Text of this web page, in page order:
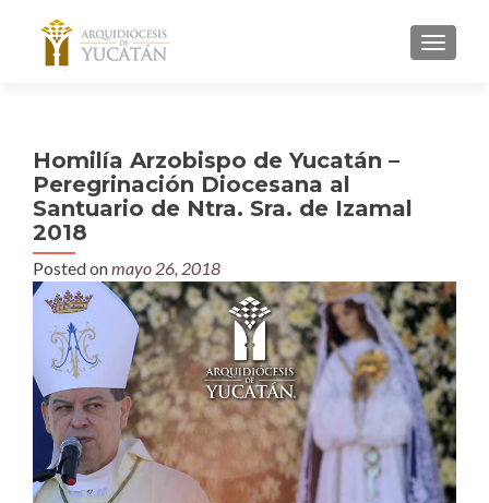
MENU
Homilía Arzobispo de Yucatán –
Peregrinación Diocesana al
Santuario de Ntra. Sra. de Izamal
2018
Posted onmayo 26, 2018